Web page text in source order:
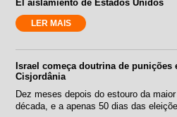
El aislamiento de Estados Unidos
LER MAIS
Israel começa doutrina de punições
Cisjordânia
Dez meses depois do estouro da
década, e a apenas 50 dias das